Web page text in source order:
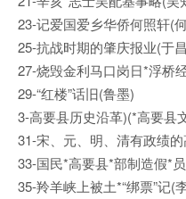
23-记爱国爱乡华侨何照轩(
25-抗战时期的肇庆报业(于
27-烧毁金利马口岗日*浮桥
29-“红楼”话旧(鲁墨)
3-高要县历史沿革)(*高要县
31-宋、元、明、清有政绩
33-国民*高要县*部制造假*
35-羚羊峡上被土*“绑票”记(